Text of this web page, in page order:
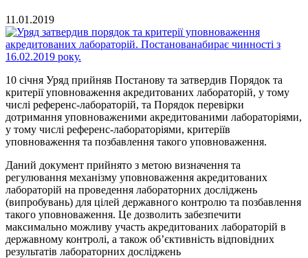
11.01.2019
10 січня Уряд прийняв Постанову та затвердив Порядок та
критерії уповноваження акредитованих лабораторій, у тому
числі референс-лабораторій, та Порядок перевірки
дотримання уповноваженими акредитованими лабораторіями,
у тому числі референс-лабораторіями, критеріїв
уповноваження та позбавлення такого уповноваження.
Даний документ прийнято з метою визначення та
регулювання механізму уповноваження акредитованих
лабораторій на проведення лабораторних досліджень
(випробувань) для цілей державного контролю та позбавлення
такого уповноваження. Це дозволить забезпечити
максимально можливу участь акредитованих лабораторій в
державному контролі, а також об’єктивність відповідних
результатів лабораторних досліджень